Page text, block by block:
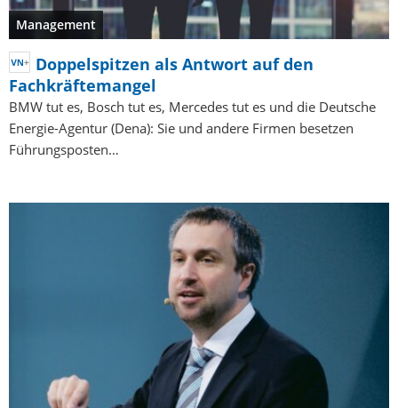
Management
Doppelspitzen als Antwort auf den
Fachkräftemangel
BMW tut es, Bosch tut es, Mercedes tut es und die Deutsche
Energie-Agentur (Dena): Sie und andere Firmen besetzen
Führungsposten…